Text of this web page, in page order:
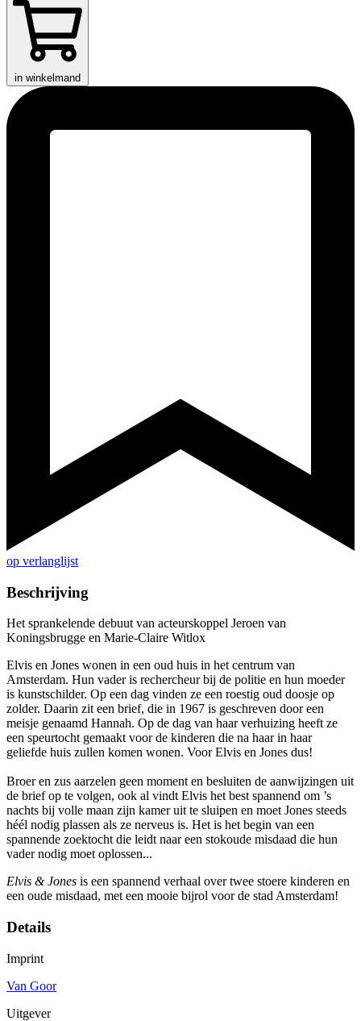
in winkelmand
op verlanglijst
Beschrijving
Het sprankelende debuut van acteurskoppel Jeroen van
Koningsbrugge en Marie-Claire Witlox
Elvis en Jones wonen in een oud huis in het centrum van
Amsterdam. Hun vader is rechercheur bij de politie en hun moeder
is kunstschilder. Op een dag vinden ze een roestig oud doosje op
zolder. Daarin zit een brief, die in 1967 is geschreven door een
meisje genaamd Hannah. Op de dag van haar verhuizing heeft ze
een speurtocht gemaakt voor de kinderen die na haar in haar
geliefde huis zullen komen wonen. Voor Elvis en Jones dus!
Broer en zus aarzelen geen moment en besluiten de aanwijzingen uit
de brief op te volgen, ook al vindt Elvis het best spannend om ’s
nachts bij volle maan zijn kamer uit te sluipen en moet Jones steeds
héél nodig plassen als ze nerveus is. Het is het begin van een
spannende zoektocht die leidt naar een stokoude misdaad die hun
vader nodig moet oplossen...
Elvis & Jones is een spannend verhaal over twee stoere kinderen en
een oude misdaad, met een mooie bijrol voor de stad Amsterdam!
Details
Imprint
Van Goor
Uitgever